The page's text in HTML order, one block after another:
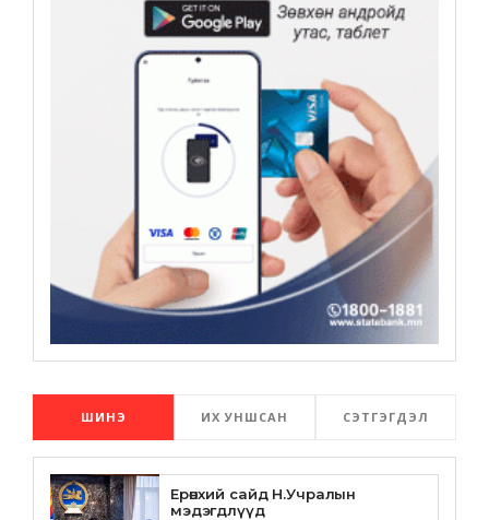
ШИНЭ ИХ УНШСАН СЭТГЭГДЭЛ
Ерөнхий сайд Н.Учралын
мэдэгдлүүд